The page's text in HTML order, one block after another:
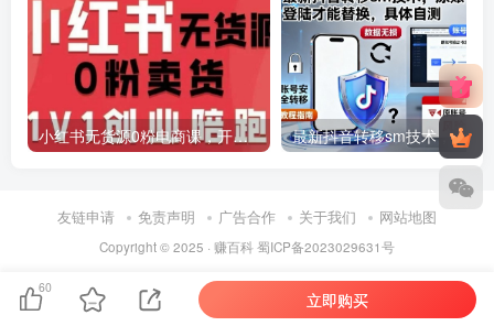
小红书无货源0粉电商课，开店准备、选品策略、笔记撰写、视频剪辑、数据分析、账号打造、资料文档(更新26年2月)
友链申请 免责声明 广告合作 关于我们 网站地图
Copyright © 2025 · 赚百科蜀ICP备2023029631号
60
立即购买